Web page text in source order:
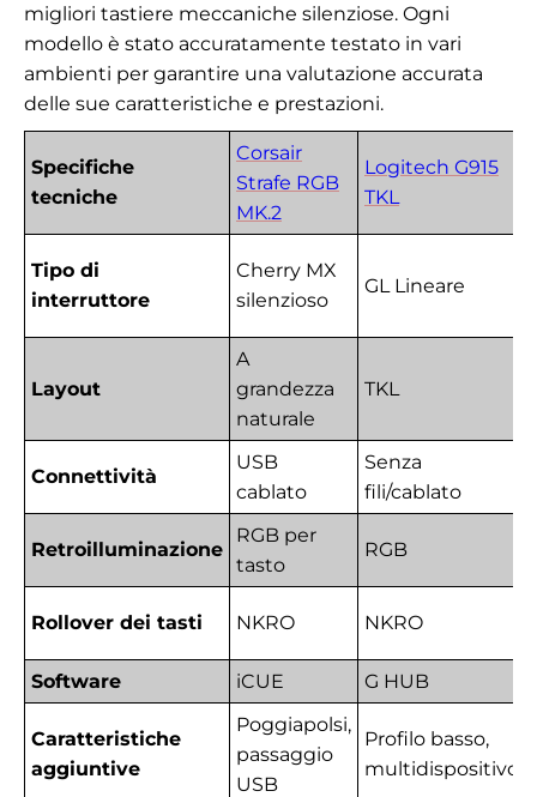
migliori tastiere meccaniche silenziose. Ogni
modello è stato accuratamente testato in vari
ambienti per garantire una valutazione accurata
delle sue caratteristiche e prestazioni.
Specifiche
tecniche
Corsair
Strafe RGB
MK.2
Logitech G915
TKL
Tipo di
interruttore
Cherry MX
silenzioso
GL Lineare
Layout
A
grandezza
naturale
TKL
Connettività
USB
cablato
Senza
fili/cablato
Retroilluminazione
RGB per
tasto
RGB
Rollover dei tasti NKRO NKRO
Software
iCUE G HUB
Caratteristiche
aggiuntive
Poggiapolsi,
passaggio
USB
Profilo basso,
multidispositivo